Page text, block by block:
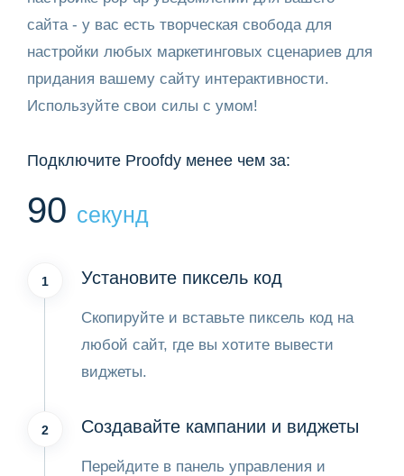
сайта - у вас есть творческая свобода для
настройки любых маркетинговых сценариев для
придания вашему сайту интерактивности.
Используйте свои силы с умом!
Подключите Proofdy менее чем за:
90 секунд
1 Установите пиксель код
Скопируйте и вставьте пиксель код на
любой сайт, где вы хотите вывести
виджеты.
2 Создавайте кампании и виджеты
Перейдите в панель управления и